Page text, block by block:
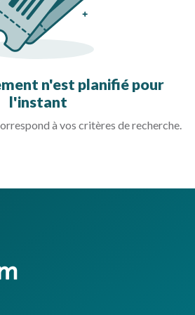
n'est planifié pour
l'instant
à vos critères de recherche.